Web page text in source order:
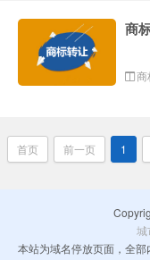
商
首页 前一页 1
城
本站为域名停放页面，全